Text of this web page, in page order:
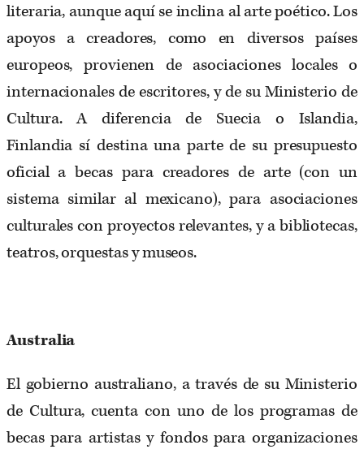
literaria, aunque aquí se inclina al arte poético. Los
apoyos a creadores, como en diversos países
europeos, provienen de asociaciones locales o
internacionales de escritores, y de su Ministerio de
Cultura. A diferencia de Suecia o Islandia,
Finlandia sí destina una parte de su presupuesto
oficial a becas para creadores de arte (con un
sistema similar al mexicano), para asociaciones
culturales con proyectos relevantes, y a bibliotecas,
teatros, orquestas y museos.
Australia
El gobierno australiano, a través de su Ministerio
de Cultura, cuenta con uno de los programas de
becas para artistas y fondos para organizaciones